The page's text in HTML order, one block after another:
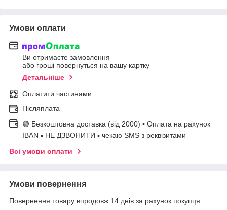
Умови оплати
Ви отримаєте замовлення
або гроші повернуться на вашу картку
Детальніше
Оплатити частинами
Післяплата
🟢 Безкоштовна доставка (від 2000) ▪ Оплата на рахунок
IBAN ▪ НЕ ДЗВОНИТИ ▪ чекаю SMS з реквізитами
Всі умови оплати
Умови повернення
Повернення товару впродовж 14 днів за рахунок покупця